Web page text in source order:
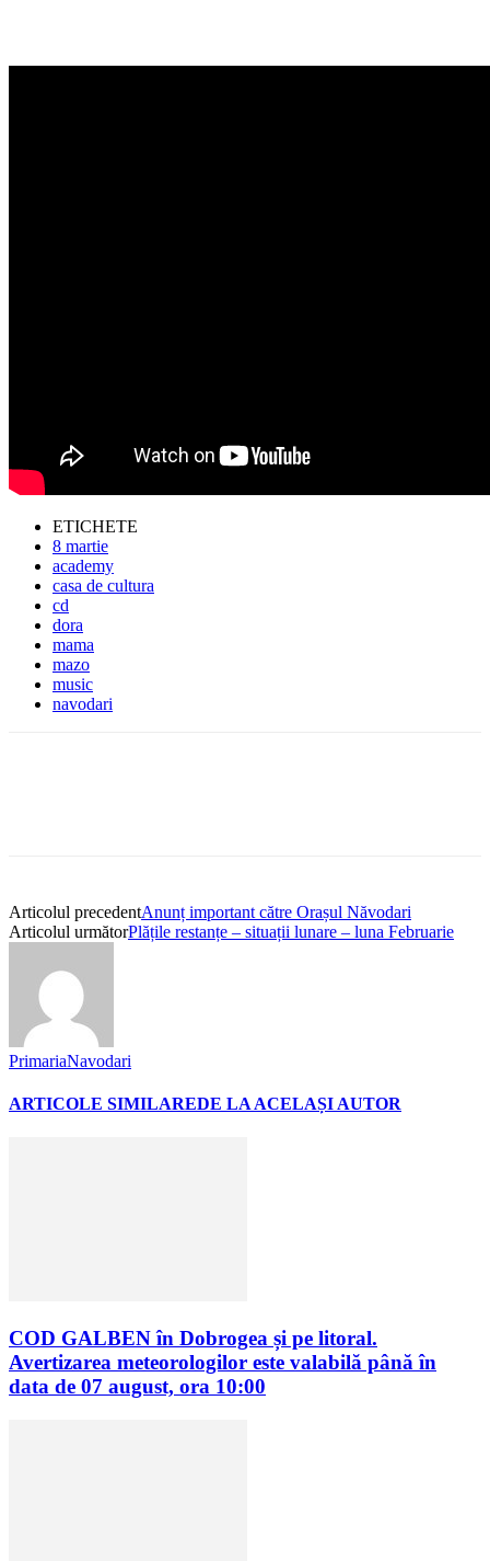
ETICHETE
8 martie
academy
casa de cultura
cd
dora
mama
mazo
music
navodari
Articolul precedentAnunț important către Orașul Năvodari
Articolul următorPlățile restanțe – situații lunare – luna Februarie
PrimariaNavodari
ARTICOLE SIMILAREDE LA ACELAȘI AUTOR
COD GALBEN în Dobrogea și pe litoral.
Avertizarea meteorologilor este valabilă până în
data de 07 august, ora 10:00